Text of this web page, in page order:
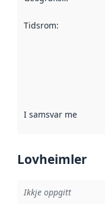
Tidsrom:
I samsvar med
Lovheimler
Ikkje oppgitt